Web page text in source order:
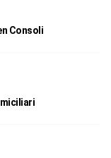
Consoli